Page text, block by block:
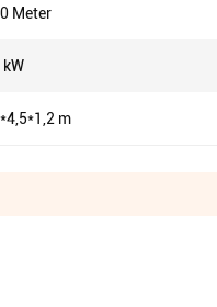
Meter
kW
m